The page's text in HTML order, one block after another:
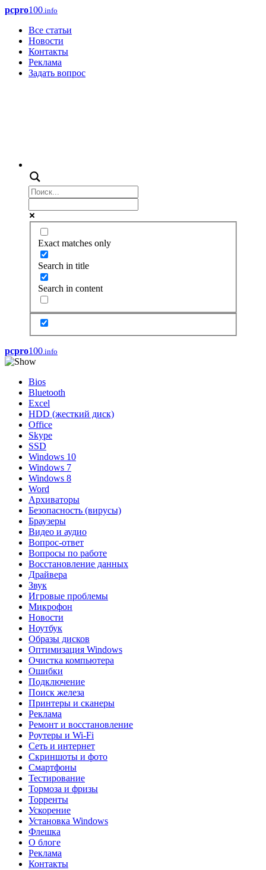
pcpro100.info
Все статьи
Новости
Контакты
Реклама
Задать вопрос
Exact matches only
Search in title
Search in content
pcpro100.info
Bios
Bluetooth
Excel
HDD (жесткий диск)
Office
Skype
SSD
Windows 10
Windows 7
Windows 8
Word
Архиваторы
Безопасность (вирусы)
Браузеры
Видео и аудио
Вопрос-ответ
Вопросы по работе
Восстановление данных
Драйвера
Звук
Игровые проблемы
Микрофон
Новости
Ноутбук
Образы дисков
Оптимизация Windows
Очистка компьютера
Ошибки
Подключение
Поиск железа
Принтеры и сканеры
Реклама
Ремонт и восстановление
Роутеры и Wi-Fi
Сеть и интернет
Скриншоты и фото
Смартфоны
Тестирование
Тормоза и фризы
Торренты
Ускорение
Установка Windows
Флешка
О блоге
Реклама
Контакты